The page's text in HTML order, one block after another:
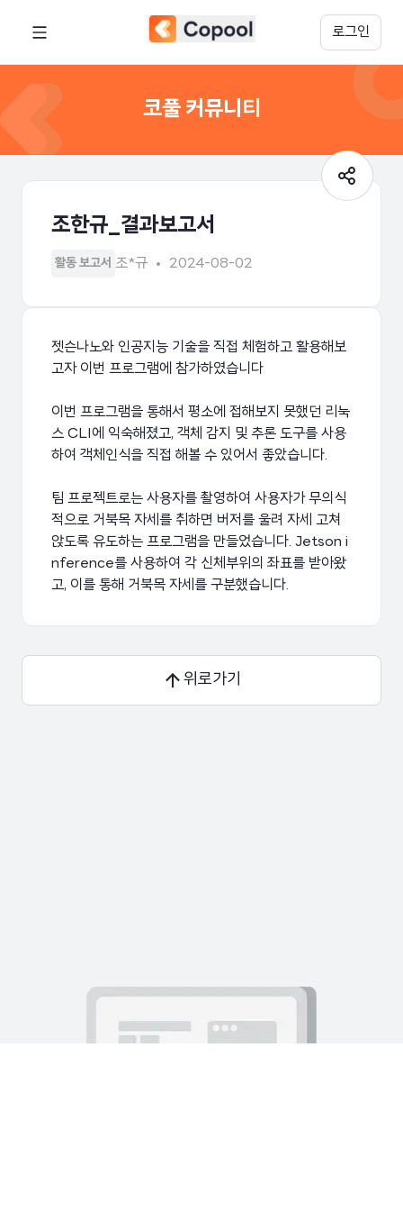
로그인
코풀 커뮤니티
조한규_결과보고서
활동 보고서 조*규 2024-08-02
젯슨나노와 인공지능 기술을 직접 체험하고 활용해보
고자 이번 프로그램에 참가하였습니다
이번 프로그램을 통해서 평소에 접해보지 못했던 리눅
스 CLI에 익숙해졌고, 객체 감지 및 추론 도구를 사용
하여 객체인식을 직접 해볼 수 있어서 좋았습니다.
팀 프로젝트로는 사용자를 촬영하여 사용자가 무의식
적으로 거북목 자세를 취하면 버저를 울려 자세 고쳐
앉도록 유도하는 프로그램을 만들었습니다. Jetson i
nference를 사용하여 각 신체부위의 좌표를 받아왔
위로가기